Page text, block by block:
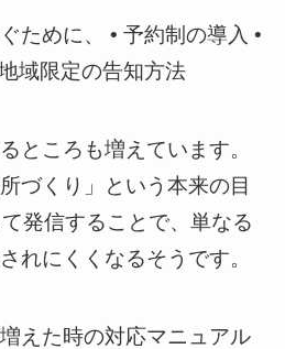
ために、 • 予約制の導入 •
域限定の告知方法
ところも増えています。
づくり」という本来の目
発信することで、単なる
れにくくなるそうです。
えた時の対応マニュアル